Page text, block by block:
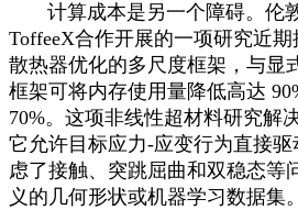
计算成本是另一个障碍。伦
ToffeeX合作开展的一项研究近
散热器优化的多尺度框架，与显
框架可将内存使用量降低高达
70%。这项非线性超材料研究解
它允许目标应力-应变行为直接
虑了接触、突跳屈曲和双稳态等
义的几何形状或机器学习数据集。